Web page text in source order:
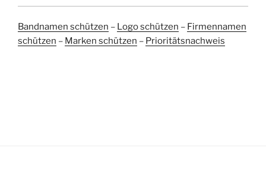
Bandnamen schützen – Logo schützen – Firmennamen
schützen – Marken schützen – Prioritätsnachweis